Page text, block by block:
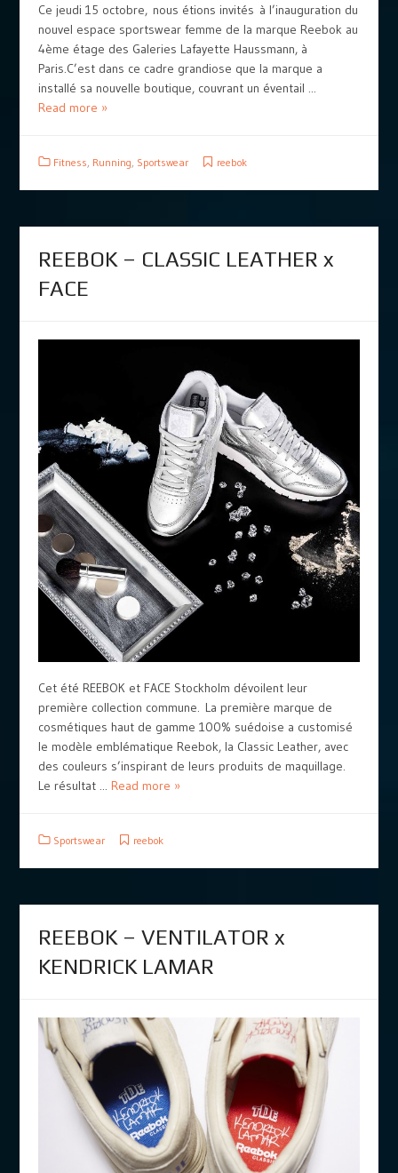
Ce jeudi 15 octobre, nous étions invités à l’inauguration du
nouvel espace sportswear femme de la marque Reebok au
4ème étage des Galeries Lafayette Haussmann, à
Paris.C’est dans ce cadre grandiose que la marque a
installé sa nouvelle boutique, couvrant un éventail ...
Read more »
Fitness, Running, Sportswear reebok
REEBOK – CLASSIC LEATHER x
FACE
Cet été REEBOK et FACE Stockholm dévoilent leur
première collection commune. La première marque de
cosmétiques haut de gamme 100% suédoise a customisé
le modèle emblématique Reebok, la Classic Leather, avec
des couleurs s’inspirant de leurs produits de maquillage.
Le résultat ... Read more »
Sportswear reebok
REEBOK – VENTILATOR x
KENDRICK LAMAR